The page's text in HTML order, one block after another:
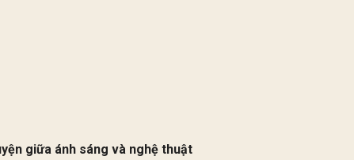
giữa ánh sáng và nghệ thuật